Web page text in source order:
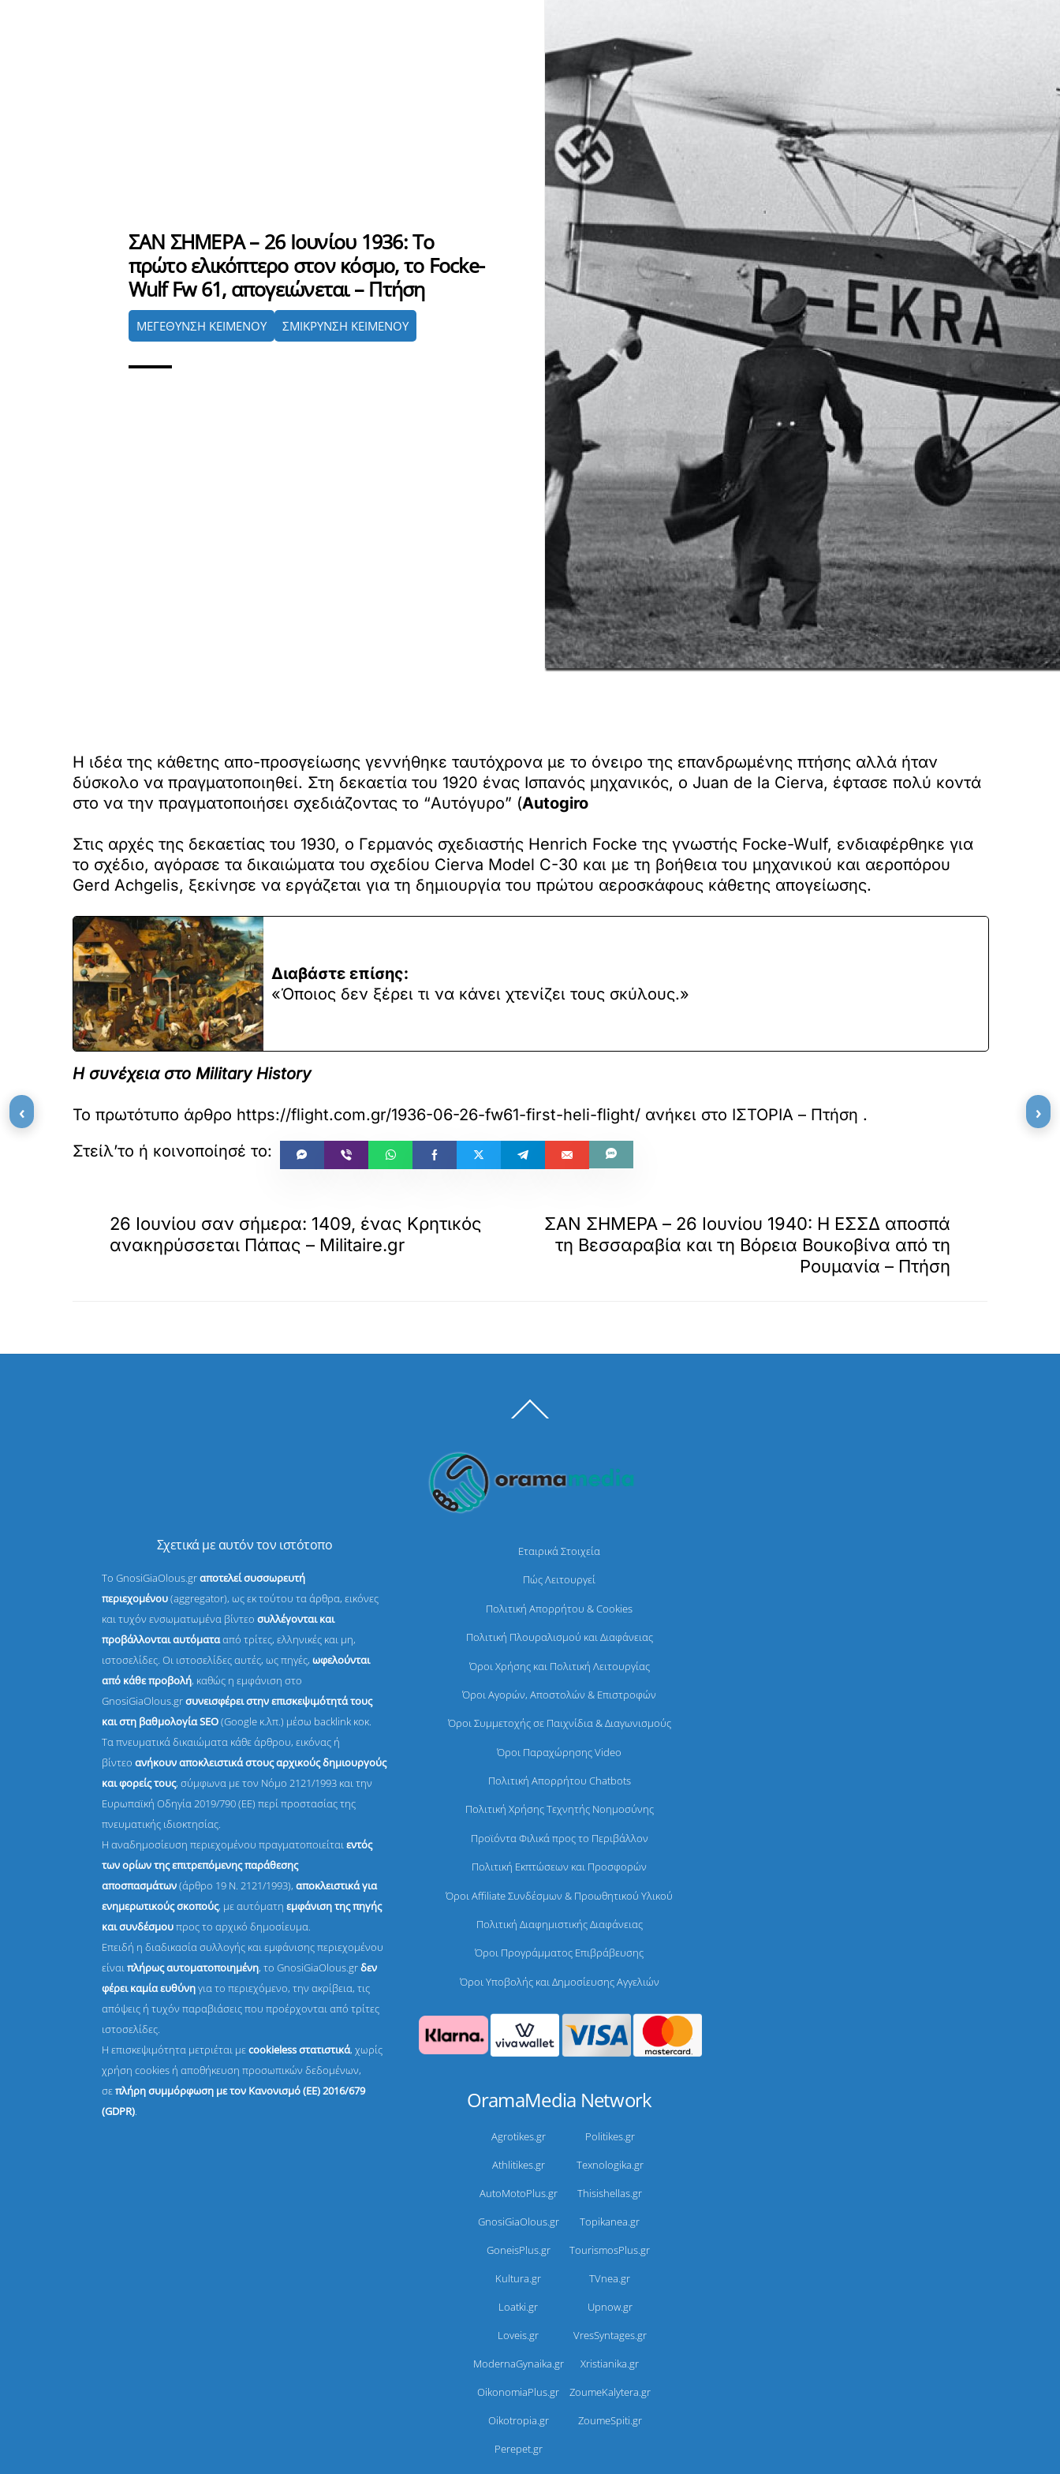
ΣΑΝ ΣΗΜΕΡΑ – 26 Ιουνίου 1936: Το
πρώτο ελικόπτερο στον κόσμο, το Focke-
Wulf Fw 61, απογειώνεται – Πτήση
ΜΕΓΕΘΥΝΣΗ ΚΕΙΜΕΝΟΥ ΣΜΙΚΡΥΝΣΗ ΚΕΙΜΕΝΟΥ
H ιδέα της κάθετης απο-προσγείωσης γεννήθηκε ταυτόχρονα με το όνειρο της επανδρωμένης πτήσης αλλά ήταν
δύσκολο να πραγματοποιηθεί. Στη δεκαετία του 1920 ένας Iσπανός μηχανικός, ο Juan de la Cierva, έφτασε πολύ κοντά
στο να την πραγματοποιήσει σχεδιάζοντας το “Αυτόγυρο” (Autogiro
Στις αρχές της δεκαετίας του 1930, ο Γερμανός σχεδιαστής Henrich Focke της γνωστής Focke-Wulf, ενδιαφέρθηκε για
το σχέδιο, αγόρασε τα δικαιώματα του σχεδίου Cierva Model C-30 και με τη βοήθεια του μηχανικού και αεροπόρου
Gerd Achgelis, ξεκίνησε να εργάζεται για τη δημιουργία του πρώτου αεροσκάφους κάθετης απογείωσης.
Διαβάστε επίσης:
«Όποιος δεν ξέρει τι να κάνει χτενίζει τους σκύλους.»
Η συνέχεια στο Military History
Το πρωτότυπο άρθρο https://flight.com.gr/1936-06-26-fw61-first-heli-flight/ ανήκει στο ΙΣΤΟΡΙΑ – Πτήση .
26 Ιουνίου σαν σήμερα: 1409, ένας Κρητικός
ανακηρύσσεται Πάπας – Militaire.gr
ΣΑΝ ΣΗΜΕΡΑ – 26 Ιουνίου 1940: Η ΕΣΣΔ αποσπά
τη Βεσσαραβία και τη Βόρεια Βουκοβίνα από τη
Ρουμανία – Πτήση
To
Σχετικά με αυτόν τον ιστότοπο
Το GnosiGiaOlous.grαποτελεί συσσωρευτή
περιεχομένου(aggregator), ως εκ τούτου τα άρθρα, εικόνες
και τυχόν ενσωματωμένα βίντεοσυλλέγονται και
προβάλλονται αυτόματααπό τρίτες, ελληνικές και μη,
ιστοσελίδες. Οι ιστοσελίδες αυτές, ως πηγές,ωφελούνται
από κάθε προβολή, καθώς η εμφάνιση στο
GnosiGiaOlous.grσυνεισφέρει στην επισκεψιμότητά τους
και στη βαθμολογία SEO(Google κ.λπ.) μέσω backlink κοκ.
Τα πνευματικά δικαιώματα κάθε άρθρου, εικόνας ή
βίντεοανήκουν αποκλειστικά στους αρχικούς δημιουργούς
και φορείς τους, σύμφωνα με τον Νόμο 2121/1993 και την
Ευρωπαϊκή Οδηγία 2019/790 (ΕΕ) περί προστασίας της
πνευματικής ιδιοκτησίας.
Η αναδημοσίευση περιεχομένου πραγματοποιείταιεντός
των ορίων της επιτρεπόμενης παράθεσης
αποσπασμάτων(άρθρο 19 Ν. 2121/1993), αποκλειστικά για
ενημερωτικούς σκοπούς, με αυτόματηεμφάνιση της πηγής
και συνδέσμουπρος το αρχικό δημοσίευμα.
Επειδή η διαδικασία συλλογής και εμφάνισης περιεχομένου
είναιπλήρως αυτοματοποιημένη, το GnosiGiaOlous.grδεν
φέρει καμία ευθύνηγια το περιεχόμενο, την ακρίβεια, τις
απόψεις ή τυχόν παραβιάσεις που προέρχονται από τρίτες
ιστοσελίδες.
Η επισκεψιμότητα μετριέται μεcookieless στατιστικά, χωρίς
χρήση cookies ή αποθήκευση προσωπικών δεδομένων,
σεπλήρη συμμόρφωση με τον Κανονισμό (ΕΕ) 2016/679
(GDPR).
Εταιρικά Στοιχεία
Πώς Λειτουργεί
Πολιτική Απορρήτου & Cookies
Πολιτική Πλουραλισμού και Διαφάνειας
Όροι Χρήσης και Πολιτική Λειτουργίας
Όροι Αγορών, Αποστολών & Επιστροφών
Όροι Συμμετοχής σε Παιχνίδια & Διαγωνισμούς
Όροι Παραχώρησης Video
Πολιτική Απορρήτου Chatbots
Πολιτική Χρήσης Τεχνητής Νοημοσύνης
Προϊόντα Φιλικά προς το Περιβάλλον
Πολιτική Εκπτώσεων και Προσφορών
Όροι Affiliate Συνδέσμων & Προωθητικού Υλικού
Πολιτική Διαφημιστικής Διαφάνειας
Όροι Προγράμματος Επιβράβευσης
Όροι Υποβολής και Δημοσίευσης Αγγελιών
OramaMedia Network
Agrotikes.gr
Politikes.gr
Athlitikes.gr
Texnologika.gr
AutoMotoPlus.gr
Thisishellas.gr
GnosiGiaOlous.gr
Topikanea.gr
GoneisPlus.gr
TourismosPlus.gr
Kultura.gr
TVnea.gr
Loatki.gr
Upnow.gr
Loveis.gr
VresSyntages.gr
ModernaGynaika.gr
Xristianika.gr
OikonomiaPlus.gr
ZoumeKalytera.gr
Oikotropia.gr
ZoumeSpiti.gr
Perepet.gr
‹ ›